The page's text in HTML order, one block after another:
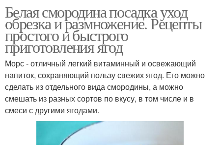
Белая смородина посадка уход
обрезка и размножение. Рецепты
простого и быстрого
приготовления ягод
Морс - отличный легкий витаминный и освежающий
напиток, сохраняющий пользу свежих ягод. Его можно
сделать из отдельного вида смородины, а можно
смешать из разных сортов по вкусу, в том числе и в
смеси с другими ягодами.